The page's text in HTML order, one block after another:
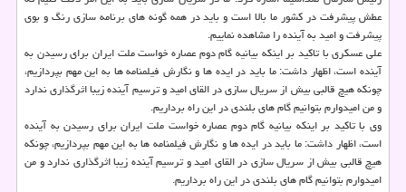
عطش پیشرفت در کشور ما بالا است و باید در همه گونه های برنامه سازی رنگ و بوی
پیشرفت و امید به آینده را مشاهده نماییم.
علی عسکری با تاکید بر اینکه بیانیه گام دوم عصاره خواست ملت ایران برای رسیدن به
آینده است، اظهار داشت: ما باید در ایده ها و نگارش فیلمنامه ها به این مهم بپردازیم،
چونکه هیچ قالبی بیش از سریال سازی در القای امید و ترسیم آینده زیبا اثرگذاری ندارد
و من امیدوارم بتوانیم گام های بلندی در این راه برداریم.
وی با تاکید بر اینکه بیانیه گام دوم عصاره خواست ملت ایران برای رسیدن به آینده
است، اظهار داشت: ما باید در ایده ها و نگارش فیلمنامه ها به این مهم بپردازیم، چونکه
هیچ قالبی بیش از سریال سازی در القای امید و ترسیم آینده زیبا اثرگذاری ندارد و من
امیدوارم بتوانیم گام های بلندی در این راه برداریم.